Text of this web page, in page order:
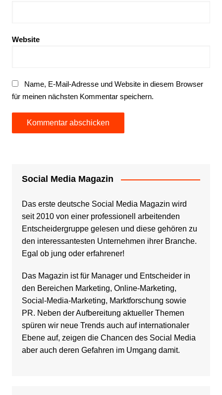
Website
Name, E-Mail-Adresse und Website in diesem Browser
für meinen nächsten Kommentar speichern.
Social Media Magazin
Das erste deutsche Social Media Magazin wird
seit 2010 von einer professionell arbeitenden
Entscheidergruppe gelesen und diese gehören zu
den interessantesten Unternehmen ihrer Branche.
Egal ob jung oder erfahrener!
Das Magazin ist für Manager und Entscheider in
den Bereichen Marketing, Online-Marketing,
Social-Media-Marketing, Marktforschung sowie
PR. Neben der Aufbereitung aktueller Themen
spüren wir neue Trends auch auf internationaler
Ebene auf, zeigen die Chancen des Social Media
aber auch deren Gefahren im Umgang damit.